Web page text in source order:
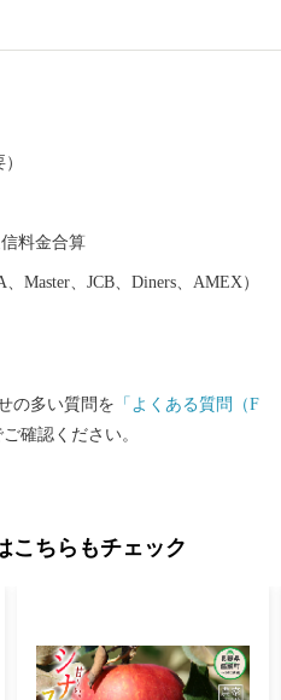
きました。 大自然に囲まれ四
料金合算
Master、JCB、Diners、AMEX）
の多い質問を 「よくある質問（F
確認ください。
こちらもチェック